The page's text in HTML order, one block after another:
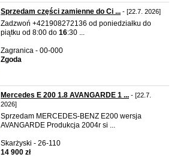
Sprzedam części zamienne do Ci ... - [22.7. 2026]
Zadzwoń +421908272136 od poniedziałku do
piątku od 8:00 do 16:30 ...
Zagranica - 00-000
Zgoda
Mercedes E 200 1.8 AVANGARDE 1 ... - [22.7.
2026]
Sprzedam MERCEDES-BENZ E200 wersja
AVANGARDE Produkcja 2004r si ...
Skarżyski - 26-110
14 900 zł